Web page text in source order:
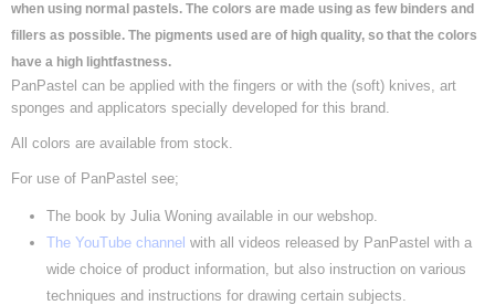
when using normal pastels. The colors are made using as few binders and
fillers as possible. The pigments used are of high quality, so that the colors
have a high lightfastness.
PanPastel can be applied with the fingers or with the (soft) knives, art
sponges and applicators specially developed for this brand.
All colors are available from stock.
For use of PanPastel see;
The book by Julia Woning available in our webshop.
The YouTube channel with all videos released by PanPastel with a
wide choice of product information, but also instruction on various
techniques and instructions for drawing certain subjects.